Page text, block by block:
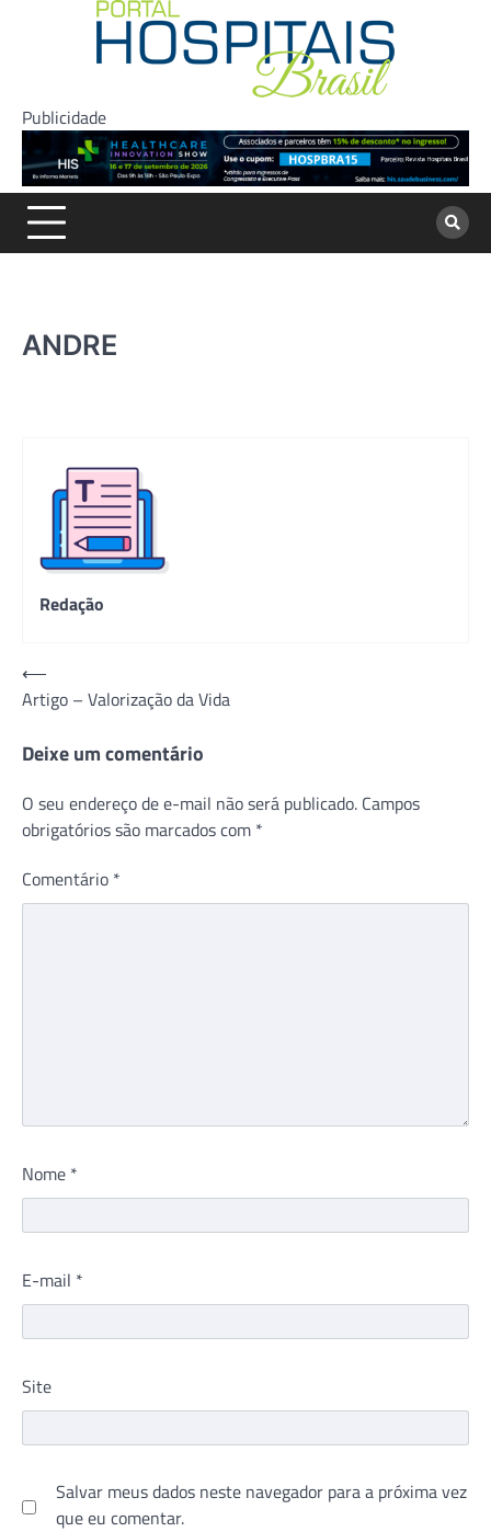
Publicidade
ANDRE
Redação
Navegação
de
Post
⟵
Artigo – Valorização da Vida
Deixe um comentário
O seu endereço de e-mail não será publicado. Campos
obrigatórios são marcados com *
Comentário *
Nome *
E-mail *
Site
Salvar meus dados neste navegador para a próxima vez
que eu comentar.